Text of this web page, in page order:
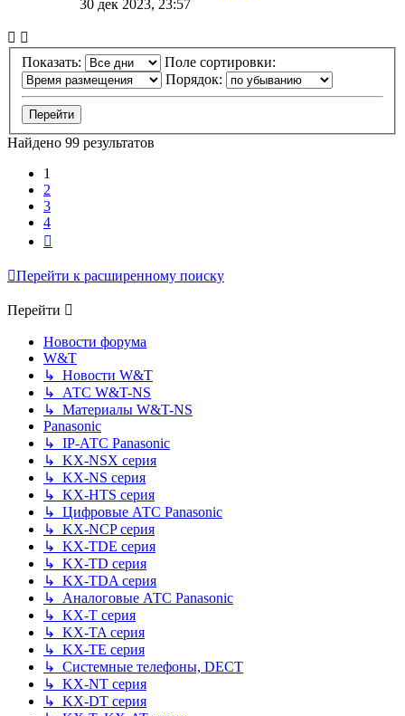
30 дек 2023, 23:57
Показать:
Поле сортировки:
Порядок:
Найдено 99 результатов
1
2
3
4
Перейти к расширенному поиску
Перейти
Новости форума
W&T
↳ Новости W&T
↳ АТС W&T-NS
↳ Материалы W&T-NS
Panasonic
↳ IP-АТС Panasonic
↳ KX-NSX серия
↳ KX-NS серия
↳ KX-HTS серия
↳ Цифровые АТС Panasonic
↳ KX-NCP серия
↳ KX-TDE серия
↳ KX-TD серия
↳ KX-TDA серия
↳ Аналоговые АТС Panasonic
↳ KX-T серия
↳ KX-TA серия
↳ KX-TE серия
↳ Системные телефоны, DECT
↳ KX-NT серия
↳ KX-DT серия